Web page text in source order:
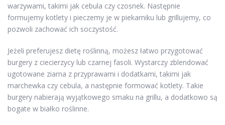
warzywami, takimi jak cebula czy czosnek. Następnie
formujemy kotlety i pieczemy je w piekarniku lub grillujemy, co
pozwoli zachować ich soczystość.
Jeżeli preferujesz dietę roślinną, możesz łatwo przygotować
burgery z ciecierzycy lub czarnej fasoli. Wystarczy zblendować
ugotowane ziarna z przyprawami i dodatkami, takimi jak
marchewka czy cebula, a następnie formować kotlety. Takie
burgery nabierają wyjątkowego smaku na grillu, a dodatkowo są
bogate w białko roślinne.